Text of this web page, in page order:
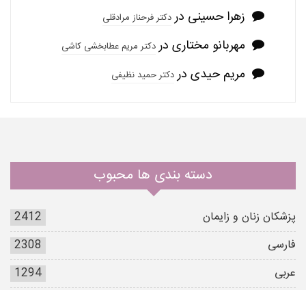
زهرا حسینی دردکتر فرحناز مرادقلی
مهربانو مختاری دردکتر مریم عطابخشی کاشی
مریم حیدی دردکتر حمید نظیفی
دسته بندی ها محبوب
پزشکان زنان و زایمان
2412
فارسی
2308
عربی
1294